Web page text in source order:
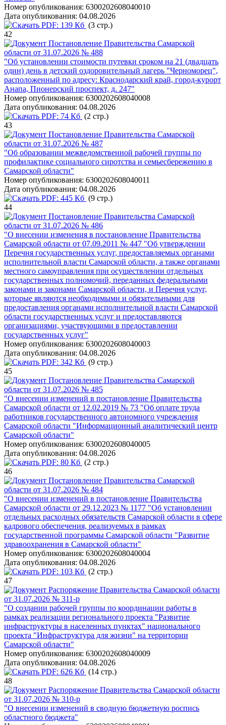
Номер опубликования: 6300202608040010
Дата опубликования: 04.08.2026
PDF: 139 Кб (3 стр.)
42
Постановление Правительства Самарской
области от 31.07.2026 № 488
"Об установлении стоимости путевки сроком на 21 (двадцать
один) день в детский оздоровительный лагерь "Черноморец",
расположенный по адресу: Краснодарский край, город-курорт
Анапа, Пионерский проспект, д. 247"
Номер опубликования: 6300202608040008
Дата опубликования: 04.08.2026
PDF: 74 Кб (2 стр.)
43
Постановление Правительства Самарской
области от 31.07.2026 № 487
"Об образовании межведомственной рабочей группы по
профилактике социального сиротства и семьесбережению в
Самарской области"
Номер опубликования: 6300202608040011
Дата опубликования: 04.08.2026
PDF: 445 Кб (9 стр.)
44
Постановление Правительства Самарской
области от 31.07.2026 № 486
"О внесении изменения в постановление Правительства
Самарской области от 07.09.2011 № 447 "Об утверждении
Перечня государственных услуг, предоставляемых органами
исполнительной власти Самарской области, а также органами
местного самоуправления при осуществлении отдельных
государственных полномочий, переданных федеральными
законами и законами Самарской области, и Перечня услуг,
которые являются необходимыми и обязательными для
предоставления органами исполнительной власти Самарской
области государственных услуг и предоставляются
организациями, участвующими в предоставлении
государственных услуг"
Номер опубликования: 6300202608040003
Дата опубликования: 04.08.2026
PDF: 342 Кб (9 стр.)
45
Постановление Правительства Самарской
области от 31.07.2026 № 485
"О внесении изменений в постановление Правительства
Самарской области от 12.02.2019 № 73 "Об оплате труда
работников государственного автономного учреждения
Самарской области "Информационный аналитический центр
Самарской области"
Номер опубликования: 6300202608040005
Дата опубликования: 04.08.2026
PDF: 80 Кб (2 стр.)
46
Постановление Правительства Самарской
области от 31.07.2026 № 484
"О внесении изменений в постановление Правительства
Самарской области от 29.12.2023 № 1177 "Об установлении
отдельных расходных обязательств Самарской области в сфере
кадрового обеспечения, реализуемых в рамках
государственной программы Самарской области "Развитие
здравоохранения в Самарской области"
Номер опубликования: 6300202608040004
Дата опубликования: 04.08.2026
PDF: 103 Кб (2 стр.)
47
Распоряжение Правительства Самарской области
от 31.07.2026 № 311-р
"О создании рабочей группы по координации работы в
рамках реализации регионального проекта "Развитие
инфраструктуры в населенных пунктах" национального
проекта "Инфраструктура для жизни" на территории
Самарской области"
Номер опубликования: 6300202608040009
Дата опубликования: 04.08.2026
PDF: 626 Кб (14 стр.)
48
Распоряжение Правительства Самарской области
от 31.07.2026 № 310-р
"О внесении изменений в сводную бюджетную роспись
областного бюджета"